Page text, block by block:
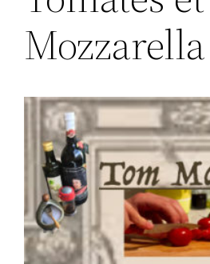
Mozzarella